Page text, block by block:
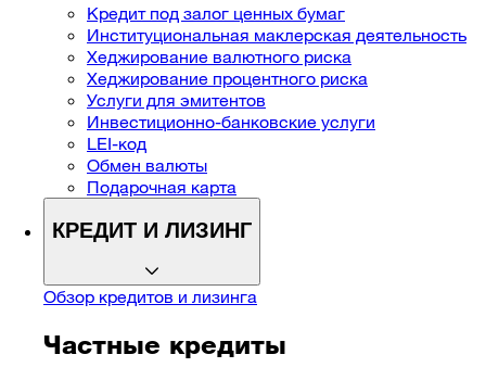
Кредит под залог ценных бумаг
Институциональная маклерская деятельность
Хеджирование валютного риска
Хеджирование процентного риска
Услуги для эмитентов
Инвестиционно-банковские услуги
LEI-код
Обмен валюты
Подарочная карта
КРЕДИТ И ЛИЗИНГ
Обзор кредитов и ​​лизинга
Частные кредиты